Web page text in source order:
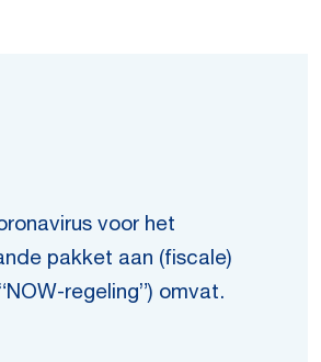
voor het
pakket aan (fiscale)
regeling”) omvat.